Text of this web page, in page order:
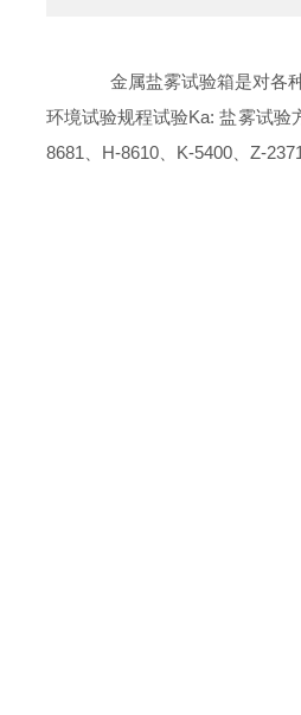
金属盐雾试验箱是对各种
环境试验规程试验Ka: 盐雾试验
8681、H-8610、K-5400、Z-